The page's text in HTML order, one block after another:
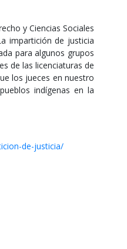
y Ciencias Sociales
impartición de justicia
para algunos grupos
de las licenciaturas de
los jueces en nuestro
indígenas en la
de-justicia/